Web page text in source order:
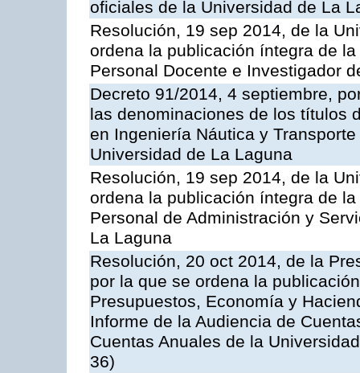
oficiales de la Universidad de La
Resolución, 19 sep 2014, de la
ordena la publicación íntegra de
Personal Docente e Investigador
Decreto 91/2014, 4 septiembre,
las denominaciones de los títulos
en Ingeniería Náutica y
Universidad de La Laguna
Resolución, 19 sep 2014, de la
ordena la publicación íntegra de
Personal de Administración y
La Laguna
Resolución, 20 oct 2014, de la
por la que se ordena la
Presupuestos, Economía y
Informe de la Audiencia de
Cuentas Anuales de la
36)